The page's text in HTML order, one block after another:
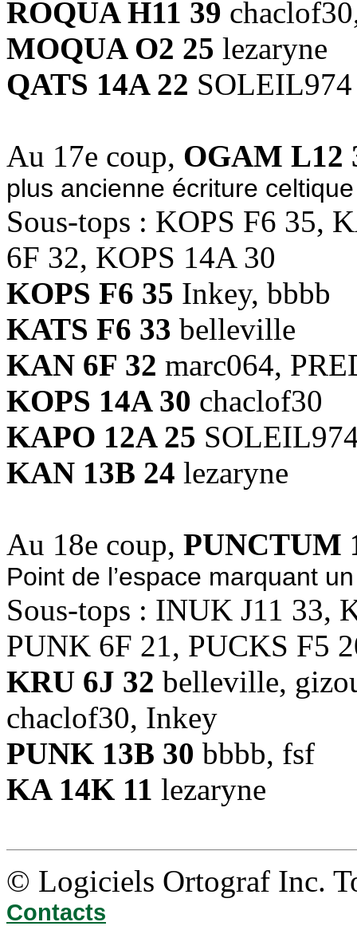
ROQUA H11 39
MOQUA O2 25 lezaryne
QATS 14A 22 SOLEIL974
Au 17e coup, OGAM L12
plus ancienne écriture
Sous-tops : KOPS F6 35,
6F 32, KOPS 14A 30
KOPS F6 35 Inkey, bbbb
KATS F6 33 belleville
KAN 6F 32 marc064,
KOPS 14A 30 chaclof30
KAPO 12A 25
KAN 13B 24 lezaryne
Au 18e coup, PUNCTUM
Point de l’espace marquant
Sous-tops : INUK J11 33,
PUNK 6F 21, PUCKS F5
KRU 6J 32 belleville,
chaclof30, Inkey
PUNK 13B 30 bbbb, fsf
KA 14K 11 lezaryne
© Logiciels Ortograf Inc.
Contacts